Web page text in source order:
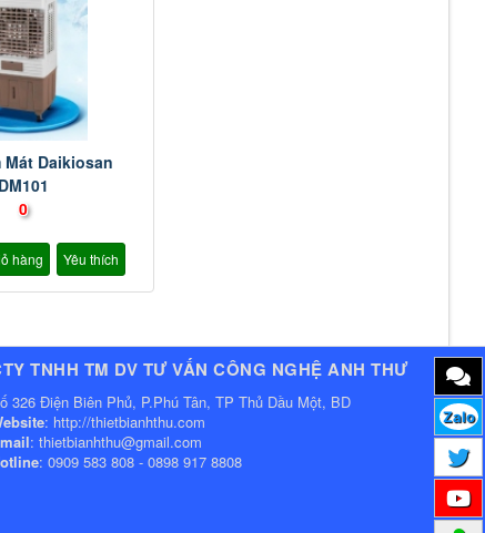
Mát Daikiosan
DM101
0
hàng Yêu thích
Zalo
TNHH TM DV TƯ VẤN CÔNG NGHỆ ANH THƯ
326 Điện Biên Phủ, P.Phú Tân, TP Thủ Dầu Một, BD
: http://thietbianhthu.com
: thietbianhthu@gmail.com
: 0909 583 808 - 0898 917 8808